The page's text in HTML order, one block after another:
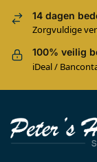
14 dagen
Zorgvuldige
100% veilig
iDeal /